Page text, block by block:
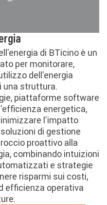
di BTicino è un
per monitorare,
dell'energia
una struttura.
piattaforme software
energetica,
l'impatto
di gestione
proattivo alla
combinando intuizioni
e strategie
risparmi sui costi,
efficienza operativa